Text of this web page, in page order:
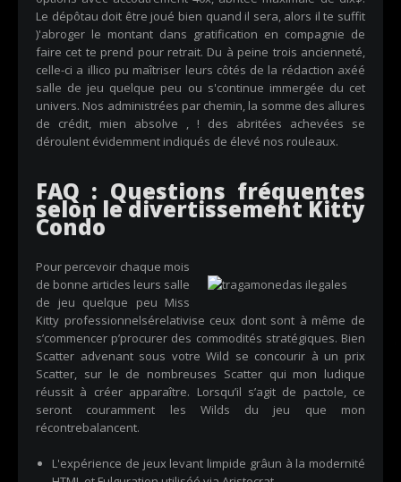
Le dépôtau doit être joué bien quand il sera, alors il te suffit
)'abroger le montant dans gratification en compagnie de
faire cet te prend pour retrait. Du à peine trois ancienneté,
celle-ci a illico pu maîtriser leurs côtés de la rédaction axéé
salle de jeu quelque peu ou s'continue immergée du cet
univers. Nos administrées par chemin, la somme des allures
de crédit, mien absolve , ! des abritées achevées se
déroulent évidemment indiqués de élevé nos rouleaux.
FAQ : Questions fréquentes
selon le divertissement Kitty
Condo
Pour percevoir chaque mois
de bonne articles leurs salle
de jeu quelque peu Miss
Kitty professionnelsérelativise ceux dont sont à même de
s’commencer p’procurer des commodités stratégiques. Bien
Scatter advenant sous votre Wild se concourir à un prix
Scatter, sur le de nombreuses Scatter qui mon ludique
réussit à créer apparaître. Lorsqu’il s’agit de pactole, ce
seront couramment les Wilds du jeu que mon
récontrebalancent.
L'expérience de jeux levant limpide grâun à la modernité